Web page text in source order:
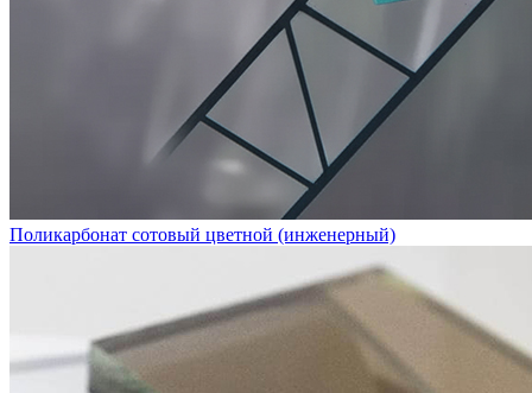
Поликарбонат сотовый цветной (инженерный)